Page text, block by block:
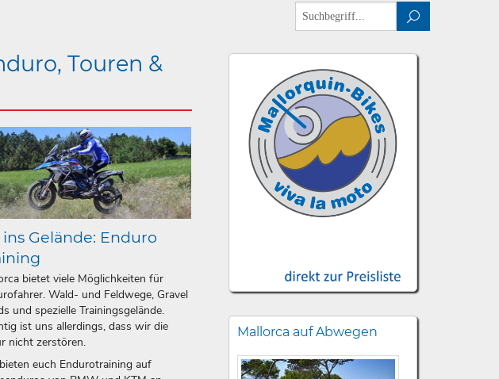
Mallorca auf Abwegen
Touren &
Gelände: Enduro
bietet viele Möglichkeiten für
Wald- und Feldwege, Gravel
und spezielle Trainingsgelände.
ist uns allerdings, dass wir die
nicht zerstören.
euch Endurotraining auf